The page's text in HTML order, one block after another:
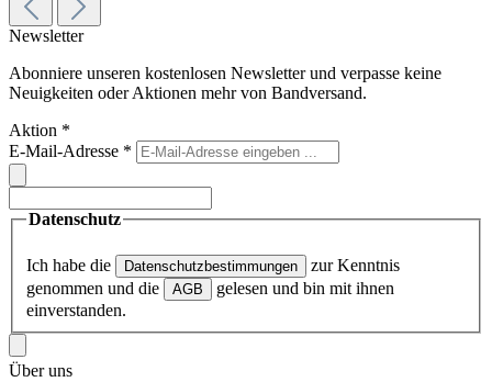
Newsletter
Abonniere unseren kostenlosen Newsletter und verpasse keine
Neuigkeiten oder Aktionen mehr von Bandversand.
Aktion *
E-Mail-Adresse *
Datenschutz
Ich habe die Datenschutzbestimmungen
zur Kenntnis
genommen und die
AGB
gelesen und bin mit ihnen
einverstanden.
Über uns